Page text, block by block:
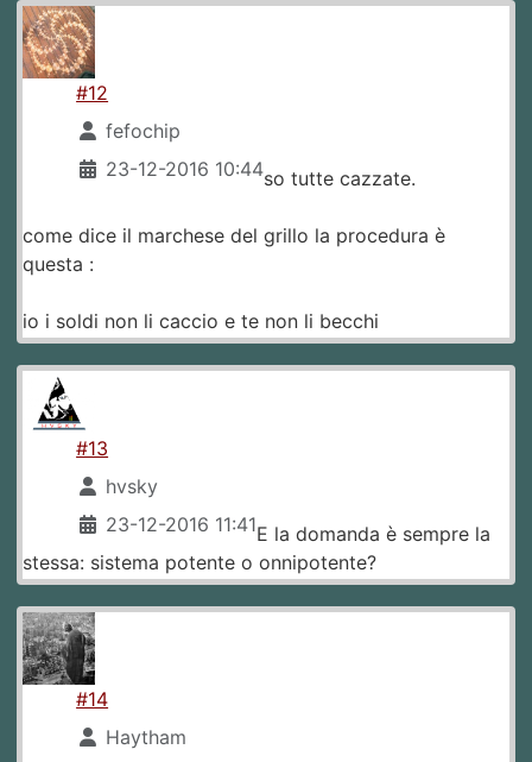
#12
fefochip
23-12-2016 10:44so tutte cazzate.
come dice il marchese del grillo la procedura è
questa :
io i soldi non li caccio e te non li becchi
#13
hvsky
23-12-2016 11:41E la domanda è sempre la
stessa: sistema potente o onnipotente?
#14
Haytham